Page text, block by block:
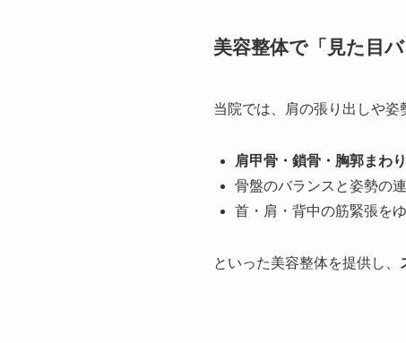
美容整体で「見た目
当院では、肩の張り出しや姿
肩甲骨・鎖骨・胸郭まわ
骨盤のバランスと姿勢の
首・肩・背中の筋緊張を
といった美容整体を提供し、